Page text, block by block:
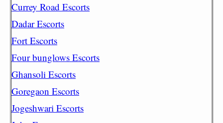
Currey Road Escorts
Dadar Escorts
Fort Escorts
Four bunglows Escorts
Ghansoli Escorts
Goregaon Escorts
Jogeshwari Escorts